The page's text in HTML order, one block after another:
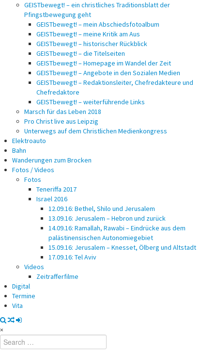
GEISTbewegt! – ein christliches Traditionsblatt der
Pfingstbewegung geht
GEISTbewegt! – mein Abschiedsfotoalbum
GEISTbewegt! – meine Kritik am Aus
GEISTbewegt! – historischer Rückblick
GEISTbewegt! – die Titelseiten
GEISTbewegt! – Homepage im Wandel der Zeit
GEISTbewegt! – Angebote in den Sozialen Medien
GEISTbewegt! – Redaktionsleiter, Chefredakteure und
Chefredaktore
GEISTbewegt! – weiterführende Links
Marsch für das Leben 2018
Pro Christ live aus Leipzig
Unterwegs auf dem Christlichen Medienkongress
Elektroauto
Bahn
Wanderungen zum Brocken
Fotos / Videos
Fotos
Teneriffa 2017
Israel 2016
12.09.16: Bethel, Shilo und Jerusalem
13.09.16: Jerusalem – Hebron und zurück
14.09.16: Ramallah, Rawabi – Eindrücke aus dem
palästinensischen Autonomiegebiet
15.09.16: Jerusalem – Knesset, Ölberg und Altstadt
17.09.16: Tel Aviv
Videos
Zeitrafferfilme
Digital
Termine
Vita
×
Search
for: